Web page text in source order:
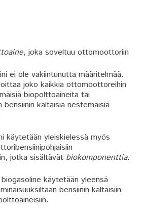
, joka soveltuu ottomoottoriin
ei ole vakiintunutta määritelmää.
joko kaikkia ottomoottoreihin
biopolttoaineita tai
bensiinin kaltaisia nestemäisiä
käytetään yleiskielessä myös
jotka sisältävät biokomponenttia.
käytetään yleensä
bensiinin kaltaisiin